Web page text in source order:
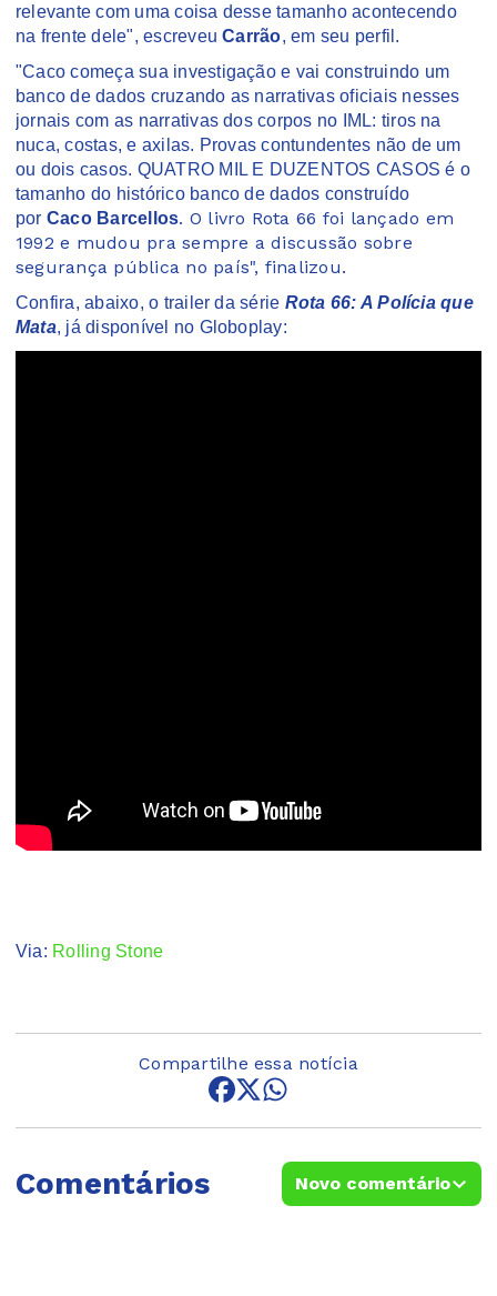
relevante com uma coisa desse tamanho acontecendo
na frente dele", escreveuCarrão, em seu perfil.
"Caco começa sua investigação e vai construindo um
banco de dados cruzando as narrativas oficiais nesses
jornais com as narrativas dos corpos no IML: tiros na
nuca, costas, e axilas. Provas contundentes não de um
ou dois casos. QUATRO MIL E DUZENTOS CASOS é o
tamanho do histórico banco de dados construído
por Caco Barcellos. O livro Rota 66 foi lançado em
1992 e mudou pra sempre a discussão sobre
segurança pública no país", finalizou.
Confira, abaixo, o trailer da série Rota 66: A Polícia que
Mata, já disponível no Globoplay:
Via: Rolling Stone
Compartilhe essa notícia
Comentários Novo comentário